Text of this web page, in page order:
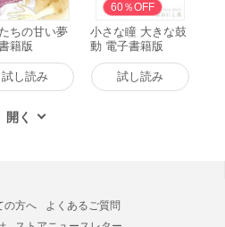
ちの甘い夢
籍版
試し読み
60％OFF
小さな瞳 大きな鼓
動 電子書籍版
試し読み
の方へ
よくあるご質問